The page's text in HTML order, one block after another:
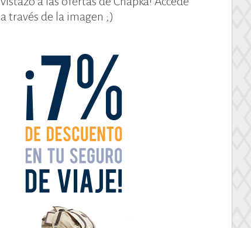
a través de la imagen ;)